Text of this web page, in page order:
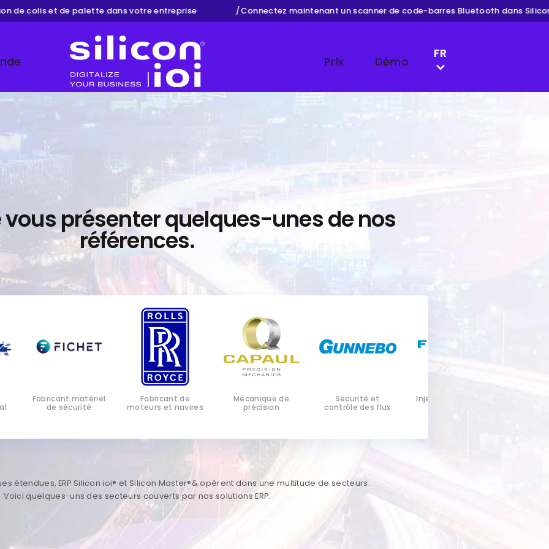
colis et de palette dans votre entreprise Connectez maintenant un scanner de code-barres Bluetooth dans Silicon ioi
Silicon ioi
Prix Démo
LANGUAGE SWITCH
FR
vous présenter quelques-unes de nos
références.
Fabricant de
moteurs et navires
Mécanique de
précision
Sécurité et
contrôle des flux
Injection plastique
étendues, ERP Silicon ioi® et Silicon Master®& opèrent dans une multitude de secteurs.
Voici quelques-uns des secteurs couverts par nos solutions ERP.